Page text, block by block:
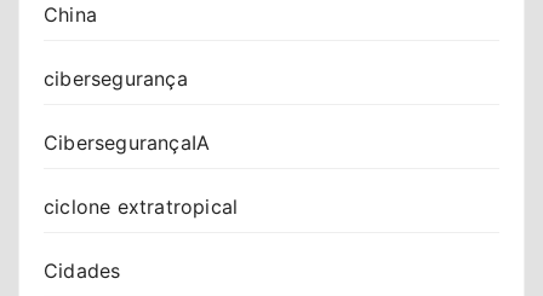
China
cibersegurança
CibersegurançaIA
ciclone extratropical
Cidades